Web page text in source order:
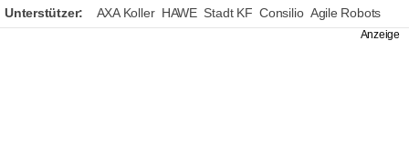
Unterstützer: AXA Koller HAWE Stadt KF Consilio Agile Robots